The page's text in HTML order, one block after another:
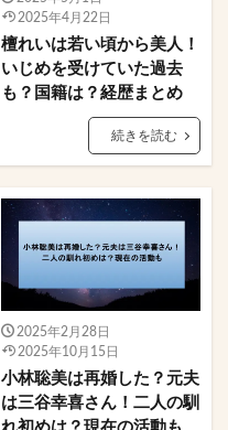
2025年4月22日
檀れいは若い頃から美人！
いじめを受けていた過去
も？国籍は？経歴まとめ
続きを読む
2025年2月28日
2025年10月15日
小林聡美は再婚した？元夫
は三谷幸喜さん！二人の馴